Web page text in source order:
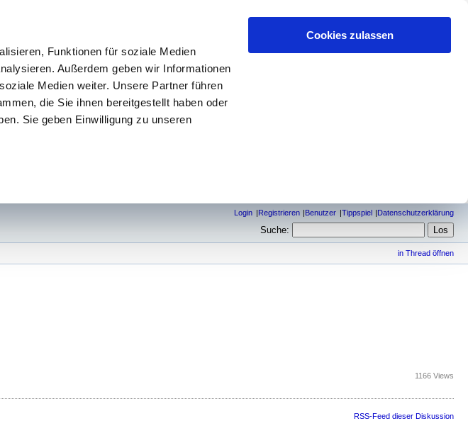
Funktionen für soziale Medien
Außerdem geben wir Informationen
Medien weiter. Unsere Partner führen
die Sie ihnen bereitgestellt haben oder
Sie geben Einwilligung zu unseren
Cookies zulassen
Login Registrieren Benutzer Tippspiel Datenschutzerklärung
Suche:
in Thread öffnen
1166 Views
RSS-Feed dieser Diskussion